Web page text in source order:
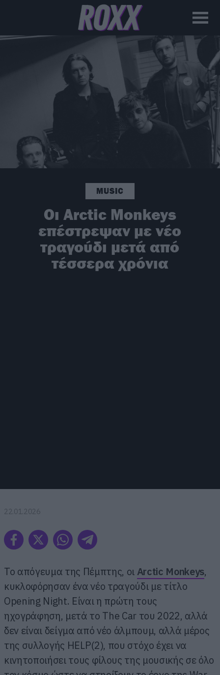
MUSIC
Οι Arctic Monkeys
επέστρεψαν με νέο
τραγούδι μετά από
τέσσερα χρόνια
22.01.2026
Το απόγευμα της Πέμπτης, οι Arctic Monkeys,
κυκλοφόρησαν ένα νέο τραγούδι με τίτλο
Opening Night. Είναι η πρώτη τους
ηχογράφηση, μετά το The Car του 2022, αλλά
δεν είναι δείγμα από νέο άλμπουμ, αλλά μέρος
της συλλογής HELP(2), που στόχο έχει να
κινητοποιήσει τους φίλους της μουσικής σε όλο